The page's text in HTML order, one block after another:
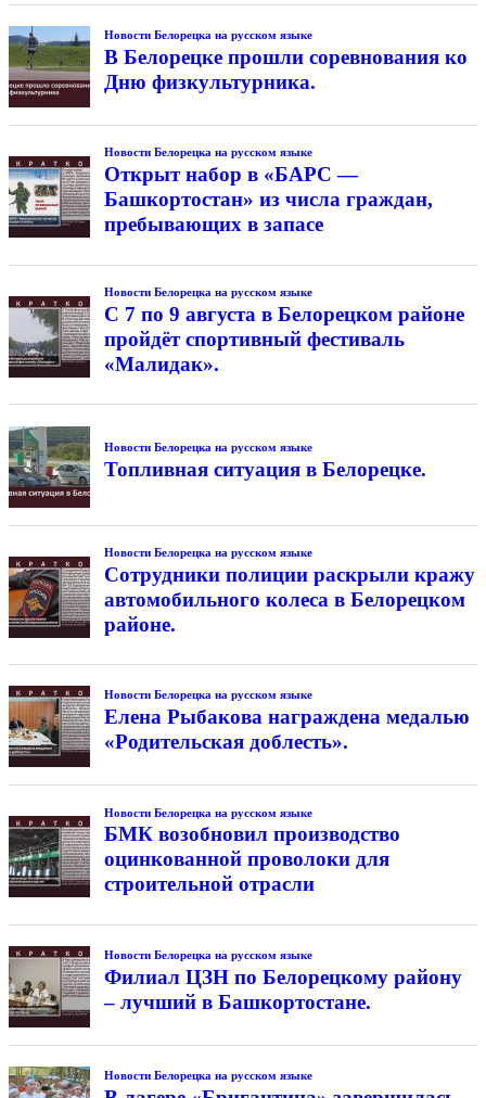
Новости Белорецка на русском языке
В Белорецке прошли соревнования ко
Дню физкультурника.
Новости Белорецка на русском языке
Открыт набор в «БАРС —
Башкортостан» из числа граждан,
пребывающих в запасе
Новости Белорецка на русском языке
С 7 по 9 августа в Белорецком районе
пройдёт спортивный фестиваль
«Малидак».
Новости Белорецка на русском языке
Топливная ситуация в Белорецке.
Новости Белорецка на русском языке
Сотрудники полиции раскрыли кражу
автомобильного колеса в Белорецком
районе.
Новости Белорецка на русском языке
Елена Рыбакова награждена медалью
«Родительская доблесть».
Новости Белорецка на русском языке
БМК возобновил производство
оцинкованной проволоки для
строительной отрасли
Новости Белорецка на русском языке
Филиал ЦЗН по Белорецкому району
– лучший в Башкортостане.
Новости Белорецка на русском языке